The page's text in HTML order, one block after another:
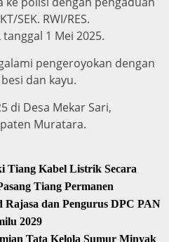
SEK. RWI/RES.
tanggal 1 Mei 2025.
pengeroyokan dengan
dan kayu.
di Desa Mekar Sari,
Muratara.
Tiang Kabel Listrik Secara
Tiang Permanen
dan Pengurus DPC PAN
2029
Tata Kelola Sumur Minyak